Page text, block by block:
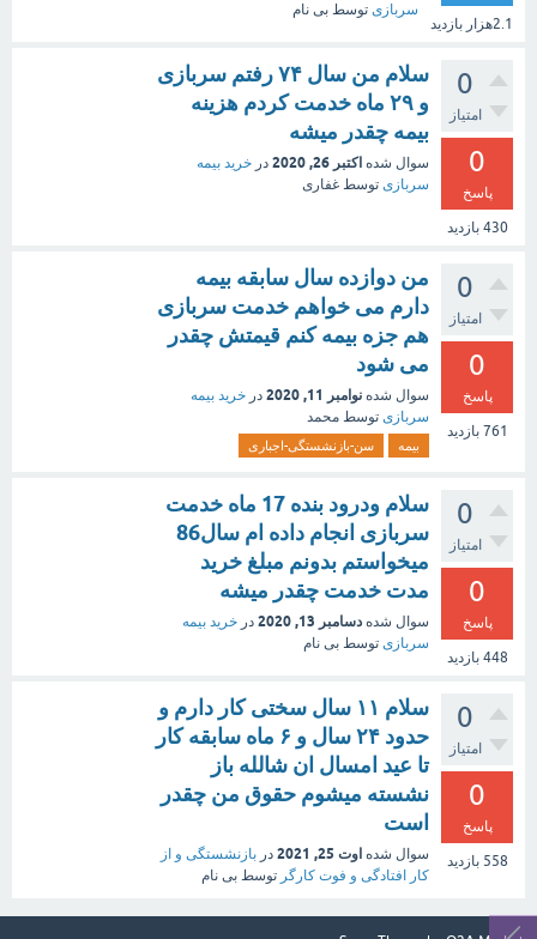
2.1هزار بازدید
سربازی توسط بی نام
0
امتیاز
0
پاسخ
430 بازدید
سلام من سال ۷۴ رفتم سربازی
و ۲۹ ماه خدمت کردم هزینه
بیمه چقدر میشه
سوال شده اکتبر 26, 2020 در خرید بیمه
سربازی توسط غفاری
0
امتیاز
0
پاسخ
761 بازدید
من دوازده سال سابقه بیمه
دارم می خواهم خدمت سربازی
هم جزه بیمه کنم قیمتش چقدر
می شود
سوال شده نوامبر 11, 2020 در خرید بیمه
سربازی توسط محمد
بیمه سن-بازنشستگی-اجباری
0
امتیاز
0
پاسخ
448 بازدید
سلام ودرود بنده 17 ماه خدمت
سربازی انجام داده ام سال86
میخواستم بدونم مبلغ خرید
مدت خدمت چقدر میشه
سوال شده دسامبر 13, 2020 در خرید بیمه
سربازی توسط بی نام
0
امتیاز
0
پاسخ
558 بازدید
سلام ۱۱ سال سختی کار دارم و
حدود ۲۴ سال و ۶ ماه سابقه کار
تا عید امسال ان شالله باز
نشسته میشوم حقوق من چقدر
است
سوال شده اوت 25, 2021 در بازنشستگی و از
کار افتادگی و فوت کارگر توسط بی نام